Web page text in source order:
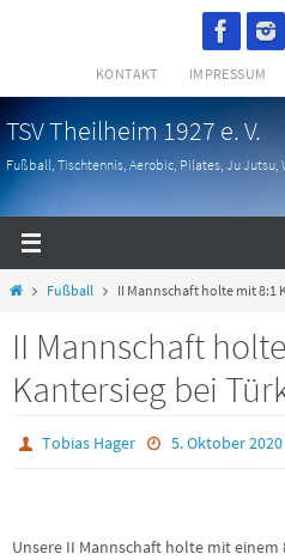
KONTAKT IMPRESSUM
TSV Theilheim 1927 e. V.
Fußball, Tischtennis, Aerobic, Pilates, Ju Jutsu,
StartFußball II Mannschaft holte mit 8:1
II Mannschaft
Kantersieg bei
Tobias Hager 5. Oktober 2020
Unsere II Mannschaft holte mit